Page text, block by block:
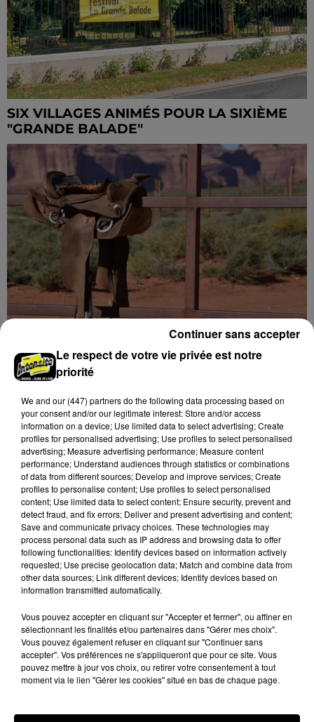
SIX VILLAGES ANIMÉS POUR LA SIXIÈME
"GRANDE BALADE"
L'ACTEUR SAMY NACERI DE PASSAGE EN
EURE-ET-LOIR
DERNIERES INFOS Voir plus
🔊 Les touristes dans les pas de Jean Moulin
Le « tourisme de mémoire » s'invite dans les sorties
Le respect de votre vie privée est notre
priorité
We and our (447) partnersdo the following data processing based on
your consent and/or our legitimate interest: Store and/or access
information on a device; Use limited data to select advertising; Create
profiles for personalised advertising; Use profiles to select personalised
advertising; Measure advertising performance; Measure content
performance; Understand audiences through statistics or combinations
of data from different sources; Develop and improve services; Create
profiles to personalise content; Use profiles to select personalised
content; Use limited data to select content; Ensure security, prevent and
detect fraud, and fix errors; Deliver and present advertising and content;
Save and communicate privacy choices. These technologies may
process personal data such as IP address and browsing data to offer
following functionalities: Identify devices based on information actively
requested; Use precise geolocation data; Match and combine data from
other data sources; Link different devices; Identify devices based on
information transmitted automatically.
Vous pouvez accepter en cliquant sur "Accepter et fermer", ou affiner en
sélectionnant les finalités et/ou partenaires dans "Gérer mes choix".
Vous pouvez également refuser en cliquant sur "Continuer sans
accepter". Vos préférences ne s'appliqueront que pour ce site. Vous
pouvez mettre à jour vos choix, ou retirer votre consentement à tout
moment via le lien "Gérer les cookies" situé en bas de chaque page.
Continuer sans accepter